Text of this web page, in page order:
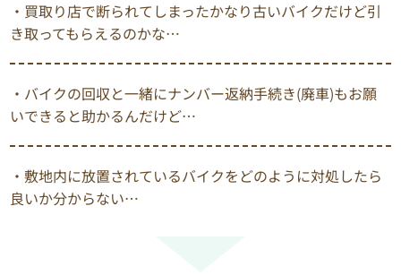
・買取り店で断られてしまったかなり古いバイクだけど引
き取ってもらえるのかな…
・バイクの回収と一緒にナンバー返納手続き(廃車)もお願
いできると助かるんだけど…
・敷地内に放置されているバイクをどのように対処したら
良いか分からない…